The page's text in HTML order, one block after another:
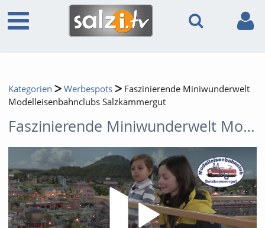
Kategorien Werbespots
Faszinierende Miniwunderwelt
Modelleisenbahnclubs Salzkammergut
Faszinierende Miniwunderwelt Modelleisenbahnclubs Salzkammergut